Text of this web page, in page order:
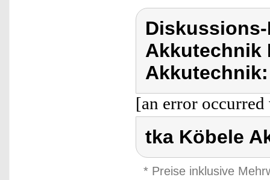
Akkutechnik
Akkutechnik:
[an error
tka Köbele
* Preise inklusive